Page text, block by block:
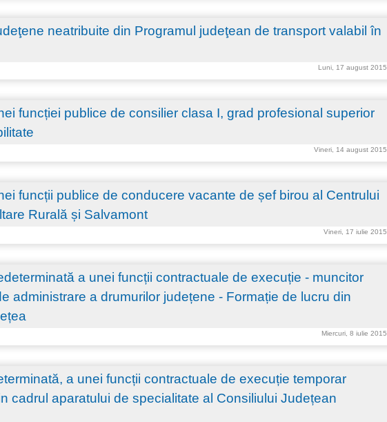
neatribuite din Programul judeţean de transport valabil în
Luni, 17 august 2015
funcției publice de consilier clasa I, grad profesional superior
Vineri, 14 august 2015
funcții publice de conducere vacante de șef birou al Centrului
Rurală și Salvamont
Vineri, 17 iulie 2015
a unei funcții contractuale de execuție - muncitor
administrare a drumurilor județene - Formație de lucru din
Miercuri, 8 iulie 2015
a unei funcții contractuale de execuție temporar
cadrul aparatului de specialitate al Consiliului Județean